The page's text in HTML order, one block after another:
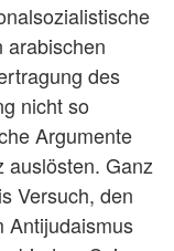
arabischen
des
nicht so
Argumente
auslösten. Ganz
Versuch, den
Antijudaismus